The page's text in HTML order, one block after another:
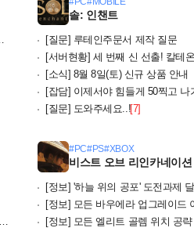
솔: 인챈트
[질문] 루테인주문서 제작 질문
[서버현황] 세 번째 신 선출! 칼테
[소식] 8월 8일(토) 신규 상품 안내
[잡담] 이제서야 힘들게 50찍고
[질문] 도와주세요..![7]
#PC#PS#XBOX
비스트 오브 리인카네이션
[정보] '하늘 위의 공포' 도전과제
[정보] 모든 바우에라 업그레이드
[정보] 모든 엘리트 골렘 위치 공